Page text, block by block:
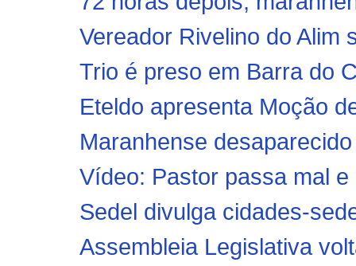
Vereador Rivelino do Alim
Trio é preso em Barra do
Eteldo apresenta Moção
Maranhense
Vídeo: Pastor passa mal
Sedel divulga cidades-
Assembleia Legislativa